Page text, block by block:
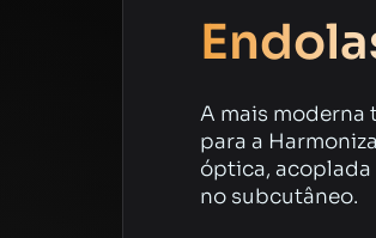
A mais moderna
para a
óptica, acoplada
no subcutâneo.